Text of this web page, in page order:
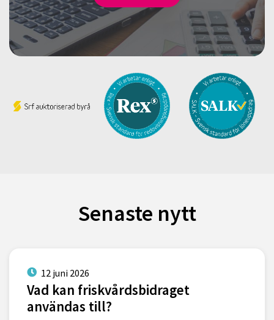
Senaste nytt
12 juni 2026
Vad kan friskvårdsbidraget
användas till?